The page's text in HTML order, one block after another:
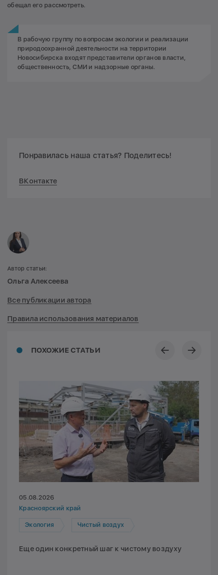
обещал его рассмотреть.
В рабочую группу по вопросам экологии и реализации
природоохранной деятельности на территории
Новосибирска входят представители органов власти,
общественность, СМИ и надзорные органы.
Понравилась наша статья? Поделитесь!
ВКонтакте
ПОХОЖИЕ СТАТЬИ
05.08.2026
Красноярский край
Экология Чистый воздух
Еще один конкретный шаг к чистому воздуху
Автор статьи:
Ольга Алексеева
Все публикации автора
Правила использования материалов